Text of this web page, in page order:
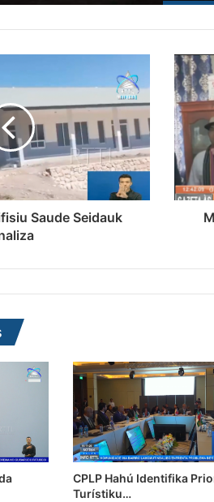
Saude Seidauk
CPLP Hahú Identifika
Turístiku…